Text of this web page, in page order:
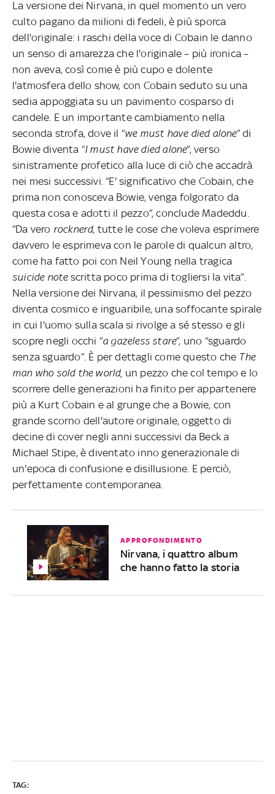
La versione dei Nirvana, in quel momento un vero
culto pagano da milioni di fedeli, è più sporca
dell'originale: i raschi della voce di Cobain le danno
un senso di amarezza che l'originale – più ironica –
non aveva, così come è più cupo e dolente
l'atmosfera dello show, con Cobain seduto su una
sedia appoggiata su un pavimento cosparso di
candele. E un importante cambiamento nella
seconda strofa, dove il “we must have died alone” di
Bowie diventa “I must have died alone”, verso
sinistramente profetico alla luce di ciò che accadrà
nei mesi successivi. “E' significativo che Cobain, che
prima non conosceva Bowie, venga folgorato da
questa cosa e adotti il pezzo”, conclude Madeddu.
“Da vero rocknerd, tutte le cose che voleva esprimere
davvero le esprimeva con le parole di qualcun altro,
come ha fatto poi con Neil Young nella tragica
suicide notescritta poco prima di togliersi la vita”.
Nella versione dei Nirvana, il pessimismo del pezzo
diventa cosmico e inguaribile, una soffocante spirale
in cui l'uomo sulla scala si rivolge a sé stesso e gli
scopre negli occhi “a gazeless stare”, uno “sguardo
senza sguardo”. È per dettagli come questo che The
man who sold the world, un pezzo che col tempo e lo
scorrere delle generazioni ha finito per appartenere
più a Kurt Cobain e al grunge che a Bowie, con
grande scorno dell'autore originale, oggetto di
decine di cover negli anni successivi da Beck a
Michael Stipe, è diventato inno generazionale di
un'epoca di confusione e disillusione. E perciò,
perfettamente contemporanea.
APPROFONDIMENTO
Nirvana, i quattro album
che hanno fatto la storia
TAG: